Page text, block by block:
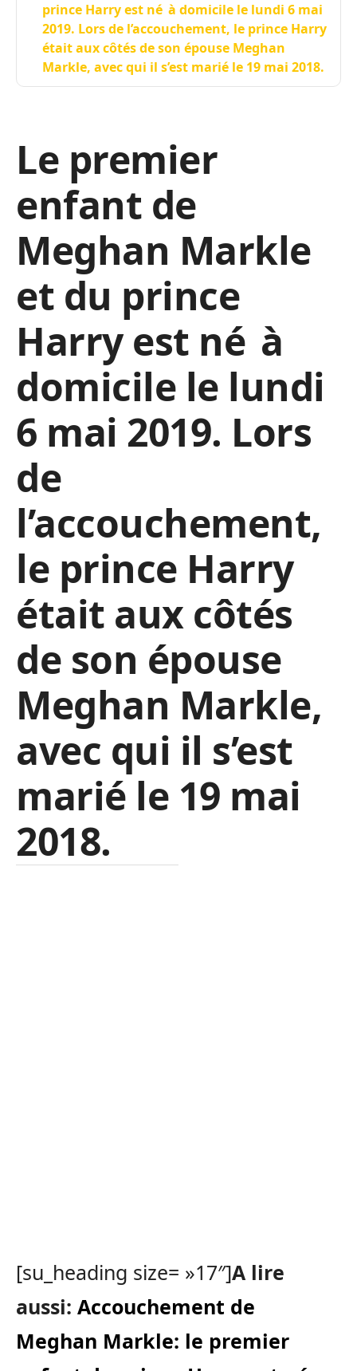
prince Harry est né à domicile le lundi 6 mai
2019. Lors de l’accouchement, le prince Harry
était aux côtés de son épouse Meghan
Markle, avec qui il s’est marié le 19 mai 2018.
Le premier
enfant de
Meghan Markle
et du prince
Harry est né à
domicile le lundi
6 mai 2019. Lors
de
l’accouchement,
le prince Harry
était aux côtés
de son épouse
Meghan Markle,
avec qui il s’est
marié le 19 mai
2018.
[su_heading size= »17″]A lire
aussi: Accouchement de
Meghan Markle: le premier